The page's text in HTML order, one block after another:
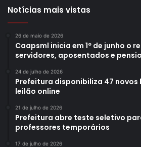
Notícias mais vistas
26 de maio de 2026
Caapsml inicia em 1º de junho o
servidores, aposentados e
24 de julho de 2026
Prefeitura disponibiliza 47 novos
leilão online
21 de julho de 2026
Prefeitura abre teste seletivo
professores temporários
17 de julho de 2026